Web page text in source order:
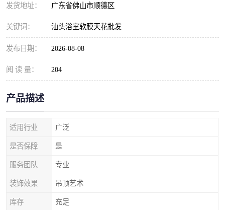
发货地址： 广东省佛山市顺德区
关键词： 汕头浴室软膜天花批发
发布日期： 2026-08-08
阅 读 量： 204
产品描述
适用行业 广泛
是否保障 是
服务团队 专业
装饰效果 吊顶艺术
库存 充足